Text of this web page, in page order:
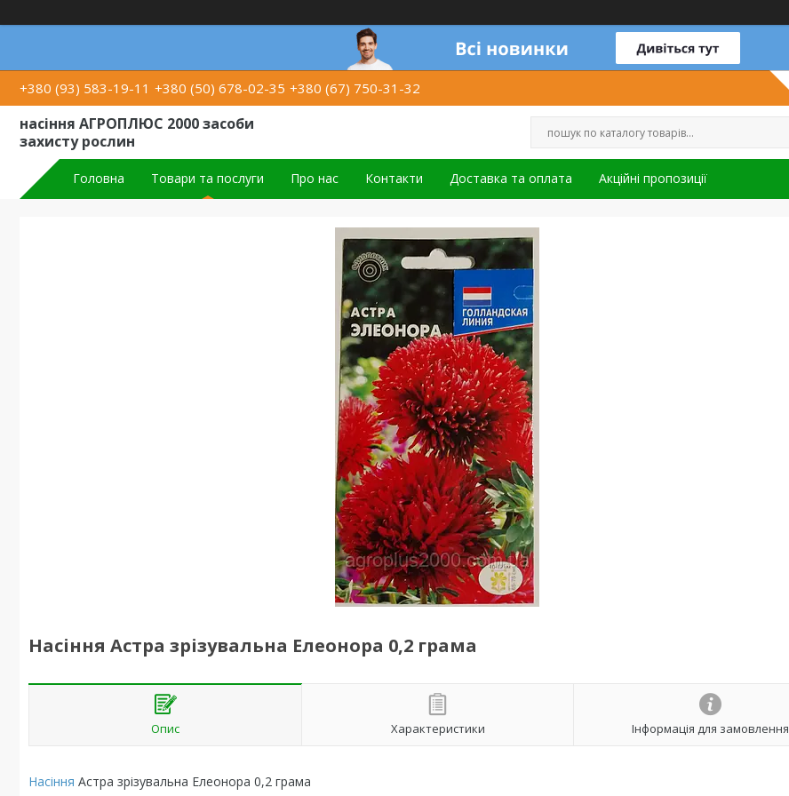
+380 (93) 583-19-11 +380 (50) 678-02-35 +380 (67) 750-31-32
насіння АГРОПЛЮС 2000 засоби
захисту рослин
Головна Товари та послуги Про нас Контакти Доставка та оплата Акційні пропозиції
Насіння Астра зрізувальна Елеонора 0,2 грама
Опис Характеристики Інформація для замовлення
Насіння Астра зрізувальна Елеонора 0,2 грама